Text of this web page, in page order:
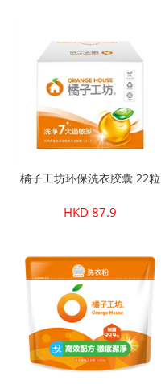
橘子工坊环保洗衣胶囊 22粒
HKD 87.9